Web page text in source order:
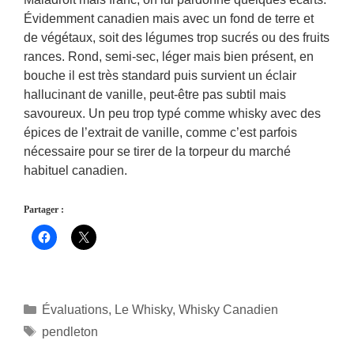
Évidemment canadien mais avec un fond de terre et
de végétaux, soit des légumes trop sucrés ou des fruits
rances. Rond, semi-sec, léger mais bien présent, en
bouche il est très standard puis survient un éclair
hallucinant de vanille, peut-être pas subtil mais
savoureux. Un peu trop typé comme whisky avec des
épices de l’extrait de vanille, comme c’est parfois
nécessaire pour se tirer de la torpeur du marché
habituel canadien.
Partager :
Catégories
Évaluations, Le Whisky, Whisky Canadien
Étiquettes
pendleton